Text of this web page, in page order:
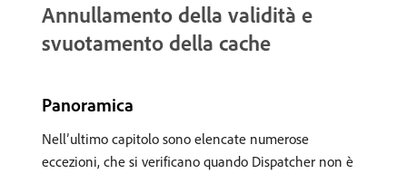
Annullamento della validità e
svuotamento della cache
Panoramica
Nell’ultimo capitolo sono elencate numerose
eccezioni, che si verificano quando Dispatcher non è